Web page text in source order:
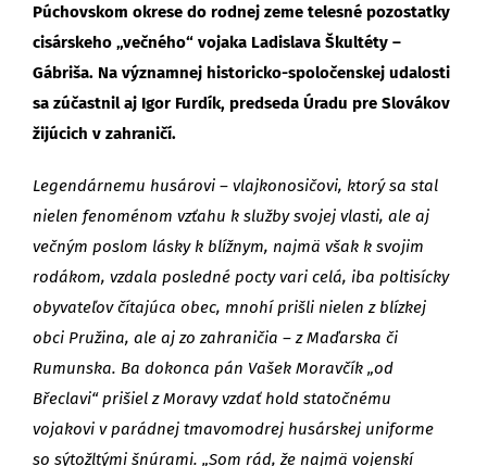
Púchovskom okrese do rodnej zeme telesné pozostatky
cisárskeho „večného“ vojaka Ladislava Škultéty –
Gábriša. Na významnej historicko-spoločenskej udalosti
sa zúčastnil aj Igor Furdík, predseda Úradu pre Slovákov
žijúcich v zahraničí.
Legendárnemu husárovi – vlajkonosičovi, ktorý sa stal
nielen fenoménom vzťahu k služby svojej vlasti, ale aj
večným poslom lásky k blížnym, najmä však k svojim
rodákom, vzdala posledné pocty vari celá, iba poltisícky
obyvateľov čítajúca obec, mnohí prišli nielen z blízkej
obci Pružina, ale aj zo zahraničia – z Maďarska či
Rumunska. Ba dokonca pán Vašek Moravčík „od
Břeclavi“ prišiel z Moravy vzdať hold statočnému
vojakovi v parádnej tmavomodrej husárskej uniforme
so sýtožltými šnúrami. „Som rád, že najmä vojenskí